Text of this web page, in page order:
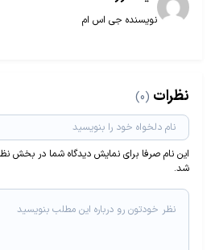
نویسنده جی اس ام
نظرات (0)
این نام صرفا برای نمایش دیدگاه شما در بخش
شد.